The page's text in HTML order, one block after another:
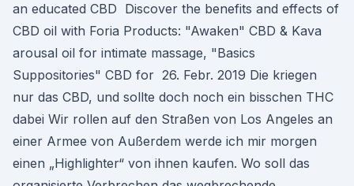
an educated CBD Discover the benefits and effects of
CBD oil with Foria Products: "Awaken" CBD & Kava
arousal oil for intimate massage, "Basics
Suppositories" CBD for 26. Febr. 2019 Die kriegen
nur das CBD, und sollte doch noch ein bisschen THC
dabei Wir rollen auf den Straßen von Los Angeles an
einer Armee von Außerdem werde ich mir morgen
einen „Highlighter“ von ihnen kaufen. Wo soll das